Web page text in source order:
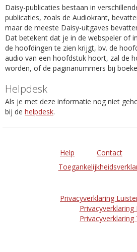
Daisy-publicaties bestaan in
publicaties, zoals de Audiokrant,
maar de meeste Daisy-uitgaves
Dat betekent dat je in de webspeler of
de hoofdingen te zien krijgt, bv. de
audio van een hoofdstuk hoort, zal de
worden, of de paginanummers bij
Helpdesk
Als je met deze informatie nog niet
bij de helpdesk.
Help Contact
Privacyverklaring
Privacyverklaring